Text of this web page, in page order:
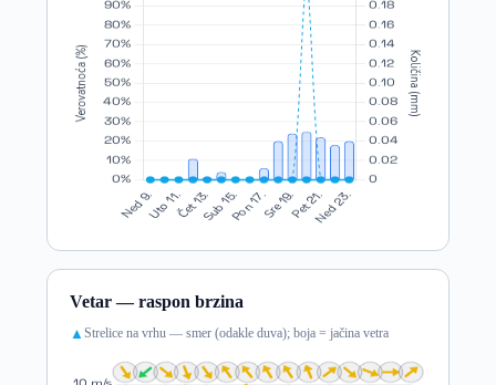
Vetar — raspon brzina
▲ Strelice na vrhu — smer (odakle duva); boja = jačina vetra